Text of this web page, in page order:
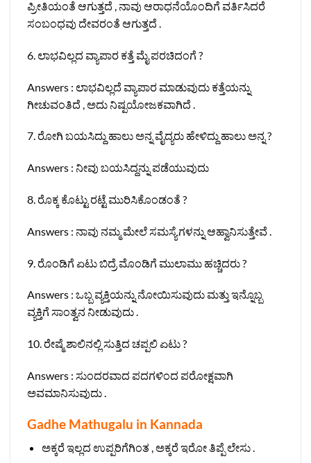
ಪ್ರೀತಿಯಂತೆ ಆಗುತ್ತದೆ , ನಾವು ಆರಾಧನೆಯೊಂದಿಗೆ ವರ್ತಿಸಿದರೆ
ಸಂಬಂಧವು ದೇವರಂತೆ ಆಗುತ್ತದೆ .
6. ಲಾಭವಿಲ್ಲದ ವ್ಯಾಪಾರ ಕತ್ತೆ ಮೈ ಪರಚಿದಂಗೆ ?
Answers : ಲಾಭವಿಲ್ಲದೆ ವ್ಯಾಪಾರ ಮಾಡುವುದು ಕತ್ತೆಯನ್ನು
ಗೀಚುವಂತಿದೆ , ಅದು ನಿಷ್ಪಯೋಜಕವಾಗಿದೆ .
7. ರೋಗಿ ಬಯಸಿದ್ದು ಹಾಲು ಅನ್ನ ವೈದ್ಯರು ಹೇಳಿದ್ದು ಹಾಲು ಅನ್ನ ?
Answers : ನೀವು ಬಯಸಿದ್ದನ್ನು ಪಡೆಯುವುದು
8. ರೊಕ್ಕ ಕೊಟ್ಟು ರಟ್ಟೆ ಮುರಿಸಿಕೊಂಡಂತೆ ?
Answers : ನಾವು ನಮ್ಮ ಮೇಲೆ ಸಮಸ್ಯೆಗಳನ್ನು ಆಹ್ವಾನಿಸುತ್ತೇವೆ .
9. ರೊಂಡಿಗೆ ಏಟು ಬಿದ್ರೆ ಮೊಂಡಿಗೆ ಮುಲಾಮು ಹಚ್ಚಿದರು ?
Answers : ಒಬ್ಬ ವ್ಯಕ್ತಿಯನ್ನು ನೋಯಿಸುವುದು ಮತ್ತು ಇನ್ನೊಬ್ಬ
ವ್ಯಕ್ತಿಗೆ ಸಾಂತ್ವನ ನೀಡುವುದು .
10. ರೇಷ್ಮೆ ಶಾಲಿನಲ್ಲಿ ಸುತ್ತಿದ ಚಪ್ಪಲಿ ಏಟು ?
Answers : ಸುಂದರವಾದ ಪದಗಳಿಂದ ಪರೋಕ್ಷವಾಗಿ
ಅವಮಾನಿಸುವುದು .
Gadhe Mathugalu in Kannada
ಅಕ್ಕರೆ ಇಲ್ಲದ ಉಪ್ಪರಿಗೆಗಿಂತ , ಅಕ್ಕರೆ ಇರೋ ತಿಪ್ಪೆ ಲೇಸು .